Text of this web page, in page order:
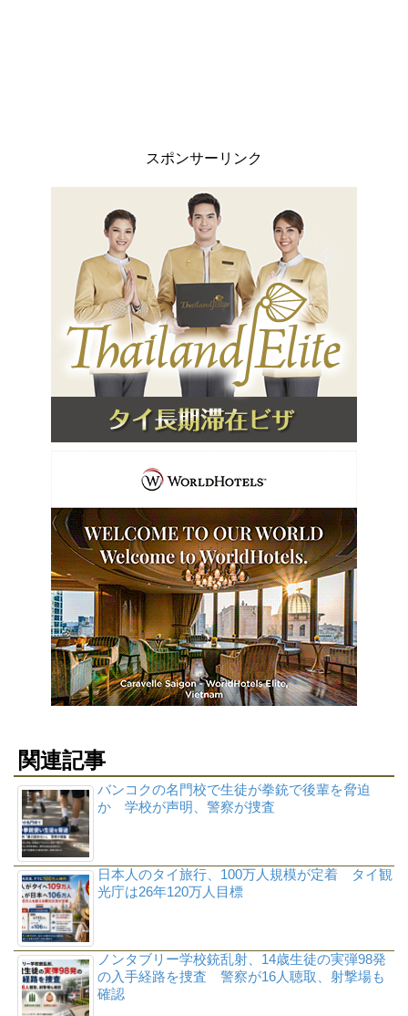
スポンサーリンク
関連記事
バンコクの名門校で生徒が拳銃で後輩を脅迫
か 学校が声明、警察が捜査
日本人のタイ旅行、100万人規模が定着 タイ観
光庁は26年120万人目標
ノンタブリー学校銃乱射、14歳生徒の実弾98発
の入手経路を捜査 警察が16人聴取、射撃場も
確認